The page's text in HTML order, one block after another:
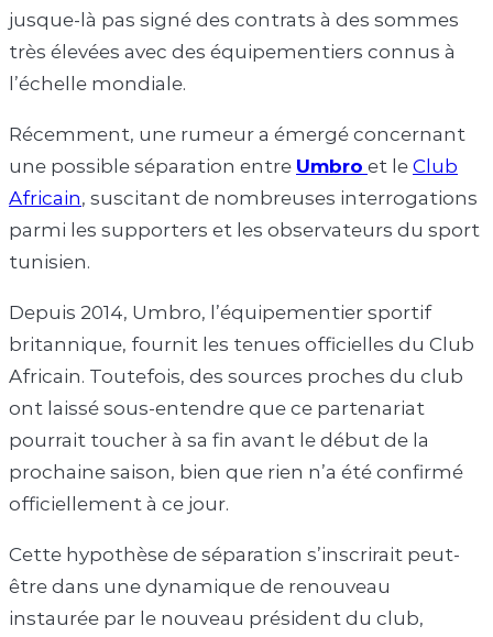
jusque-là pas signé des contrats à des sommes
très élevées avec des équipementiers connus à
l’échelle mondiale.
Récemment, une rumeur a émergé concernant
une possible séparation entre Umbro et le Club
Africain, suscitant de nombreuses interrogations
parmi les supporters et les observateurs du sport
tunisien.
Depuis 2014, Umbro, l’équipementier sportif
britannique, fournit les tenues officielles du Club
Africain. Toutefois, des sources proches du club
ont laissé sous-entendre que ce partenariat
pourrait toucher à sa fin avant le début de la
prochaine saison, bien que rien n’a été confirmé
officiellement à ce jour.
Cette hypothèse de séparation s’inscrirait peut-
être dans une dynamique de renouveau
instaurée par le nouveau président du club,